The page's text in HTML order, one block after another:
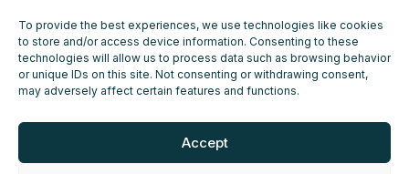
To provide the best experiences, we use technologies like cookies
to store and/or access device information. Consenting to these
technologies will allow us to process data such as browsing behavior
or unique IDs on this site. Not consenting or withdrawing consent,
may adversely affect certain features and functions.
Accept
4072 Randaberg
+47 51 71 97 00